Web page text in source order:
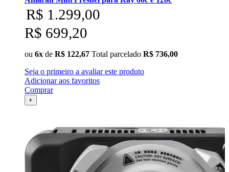
R$ 1.299,00
R$ 699,20
ou 6x de R$ 122,67 Total parcelado R$ 736,00
Seja o primeiro a avaliar este produto
Adicionar aos favoritos
Comprar
+